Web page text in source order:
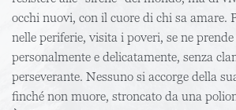
occhi nuovi, con il cuore di chi sa amare.
nelle periferie, visita i poveri, se ne
personalmente e delicatamente, senza
perseverante. Nessuno si accorge della
finché non muore, stroncato da una